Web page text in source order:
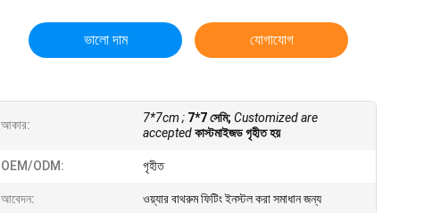
ভালো দাম যোগাযোগ
আকার: 7*7cm ; 7*7 সেমি; Customized are
acceptedকাস্টমাইজড গৃহীত হয়
OEM/ODM: গৃহীত
আবেদন: ওয়্যার বাথরুম ফিটিং ইনস্টল করা সমাধান জন্য